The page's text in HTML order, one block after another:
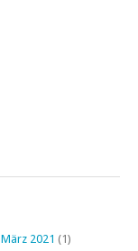
März 2021 (1)